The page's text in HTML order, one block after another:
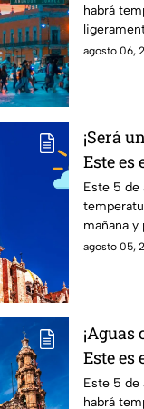
de
habrá
mañana y
agosto 06,
¡Será
Este es
del
HOY
agosto
Este 5 de
mañana
calor; el
agosto 05,
¡Aguas
Este es
del
Este 5 de
habrá